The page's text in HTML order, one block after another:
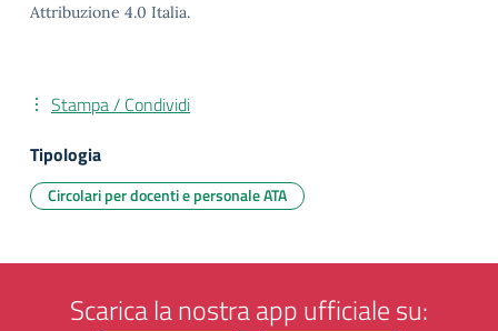
Attribuzione 4.0 Italia.
Stampa / Condividi
Tipologia
Circolari per docenti e personale ATA
Scarica la nostra app ufficiale su: